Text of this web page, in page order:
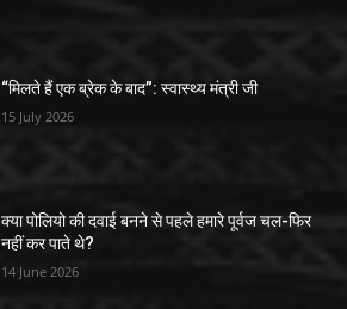
“मिलते हैं एक ब्रेक के बाद”: स्वास्थ्य मंत्री जी
15 July 2026
क्या पोलियो की दवाई बनने से पहले हमारे पूर्वज चल-फिर
नहीं कर पाते थे?
14 June 2026